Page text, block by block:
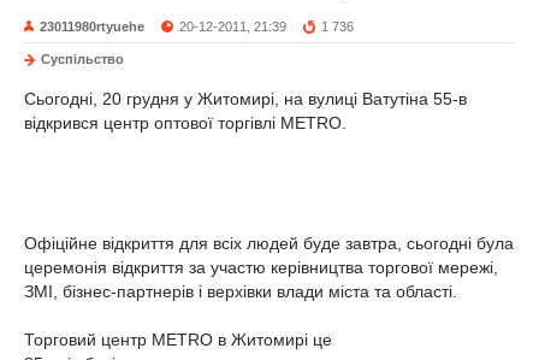
23011980rtyuehe 20-12-2011, 21:39 1 736
Суспільство
Сьогодні, 20 грудня у Житомирі, на вулиці Ватутіна 55-в
відкрився центр оптової торгівлі METRO.
Офіційне відкриття для всіх людей буде завтра, сьогодні була
церемонія відкриття за участю керівництва торгової мережі,
ЗМІ, бізнес-партнерів і верхівки влади міста та області.
Торговий центр METRO в Житомирі це